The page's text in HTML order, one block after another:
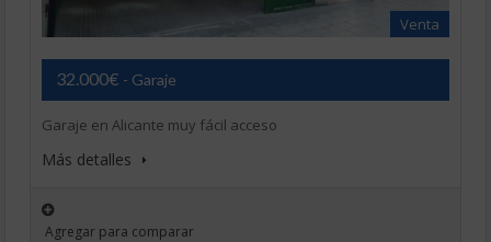
Venta
32.000€ - Garaje
Garaje en Alicante muy fácil acceso
Más detalles
Agregar para comparar